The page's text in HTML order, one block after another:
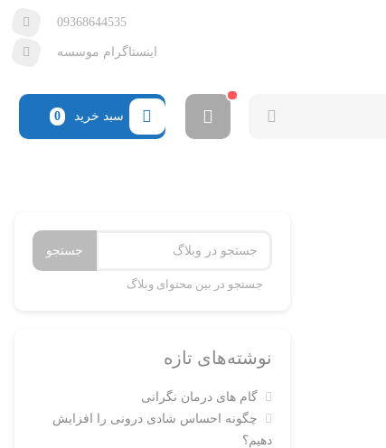
09368644535
اینستاگرام موسسه
سبد خرید 0
جستجو
جستجو در بین محتوای وبلاگ
نوشته‌های تازه
گام های درمان نگرانی
چگونه احساس شادی درونی را افزایش
دهیم؟